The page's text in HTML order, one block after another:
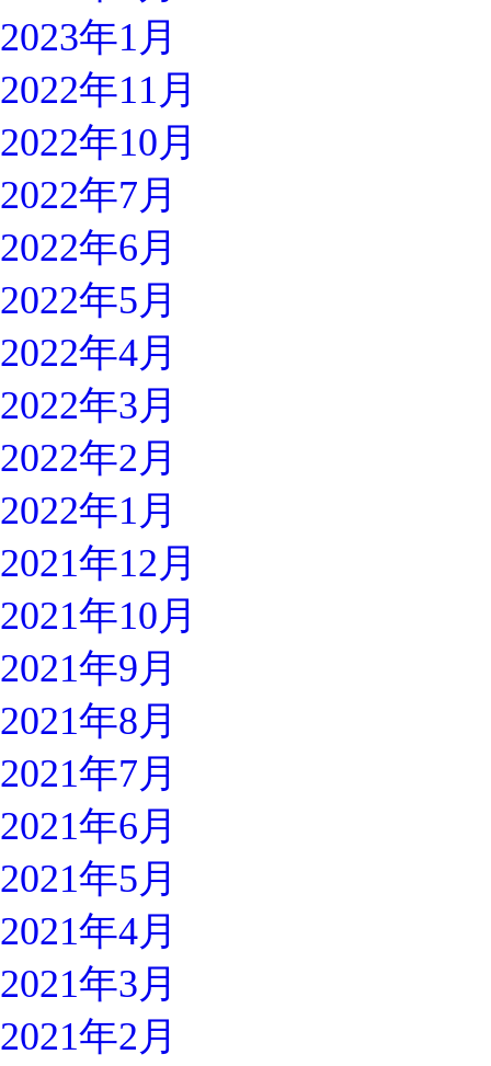
2023年1月
2022年11月
2022年10月
2022年7月
2022年6月
2022年5月
2022年4月
2022年3月
2022年2月
2022年1月
2021年12月
2021年10月
2021年9月
2021年8月
2021年7月
2021年6月
2021年5月
2021年4月
2021年3月
2021年2月